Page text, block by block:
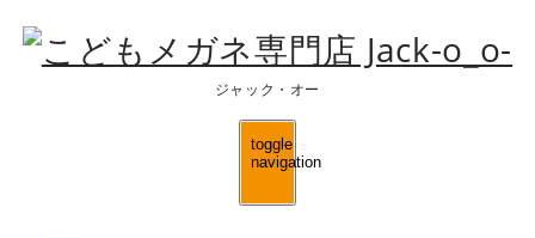
ジャック・オー
toggle
navigation